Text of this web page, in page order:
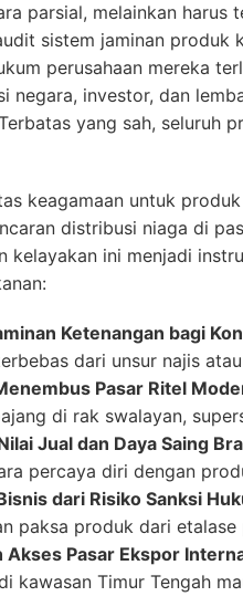
parsial, melainkan harus
sistem jaminan produk
perusahaan mereka
negara, investor, dan
yang sah, seluruh
keagamaan untuk
distribusi niaga di
kelayakan ini menjadi
Ketenangan bagi
dari unsur najis
Pasar Ritel
di rak swalayan,
Jual dan Daya Saing
percaya diri dengan
dari Risiko Sanksi
paksa produk dari
Pasar Ekspor
kawasan Timur Tengah